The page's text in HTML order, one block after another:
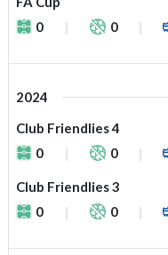
0
0
2024
Club Friendlies 4
0
0
Club Friendlies 3
0
0